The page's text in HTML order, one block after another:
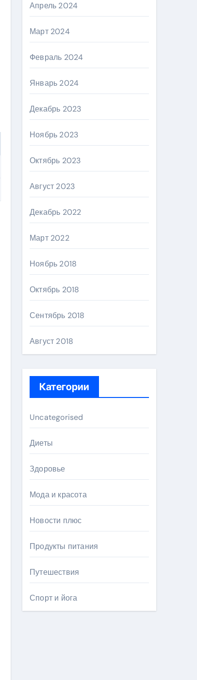
Апрель 2024
Март 2024
Февраль 2024
Январь 2024
Декабрь 2023
Ноябрь 2023
Октябрь 2023
Август 2023
Декабрь 2022
Март 2022
Ноябрь 2018
Октябрь 2018
Сентябрь 2018
Август 2018
Категории
Uncategorised
Диеты
Здоровье
Мода и красота
Новости плюс
Продукты питания
Путешествия
Спорт и йога